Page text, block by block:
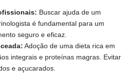
Buscar ajuda de um
é fundamental para um
seguro e eficaz.
Adoção de uma dieta rica em
integrais e proteínas magras. Evitar
e açucarados.